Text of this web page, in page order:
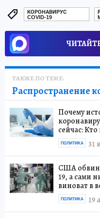
КОРОНАВИРУС
COVID-19
ТАКЖЕ ПО ТЕМЕ:
Распространение
Почему
сейчас:
31
ПОЛИТИКА
США
19, а сами
виноват в
19
ПОЛИТИКА